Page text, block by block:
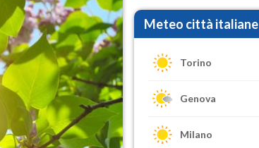
Meteo città italiane
Torino
Genova
Milano